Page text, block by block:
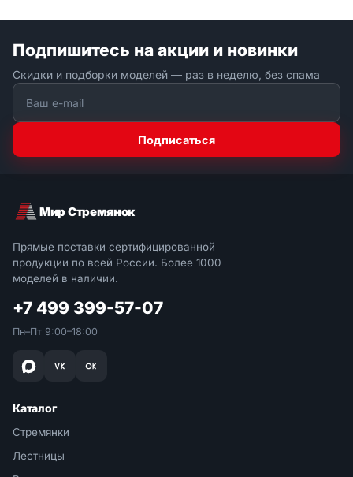
Подпишитесь на акции и новинки
Скидки и подборки моделей — раз в неделю, без спама
Подписаться
Мир Стремянок
Прямые поставки сертифицированной
продукции по всей России. Более 1000
моделей в наличии.
+7 499 399-57-07
Пн–Пт 9:00–18:00
Каталог
Стремянки
Лестницы